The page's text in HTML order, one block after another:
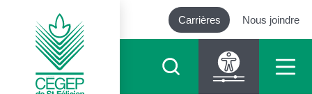
Carrières Nous joindre